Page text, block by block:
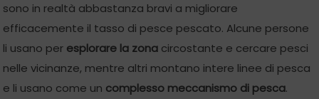
sono in realtà abbastanza bravi a migliorare
efficacemente il tasso di pesce pescato. Alcune persone
li usano per esplorare la zona circostante e cercare pesci
nelle vicinanze, mentre altri montano intere linee di pesca
e li usano come un complesso meccanismo di pesca.